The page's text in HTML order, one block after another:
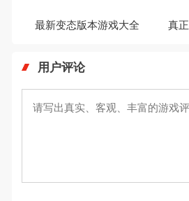
最新变态版本游戏大全 真
用户评论